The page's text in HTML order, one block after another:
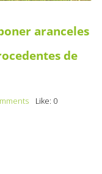
aranceles
de
Like: 0